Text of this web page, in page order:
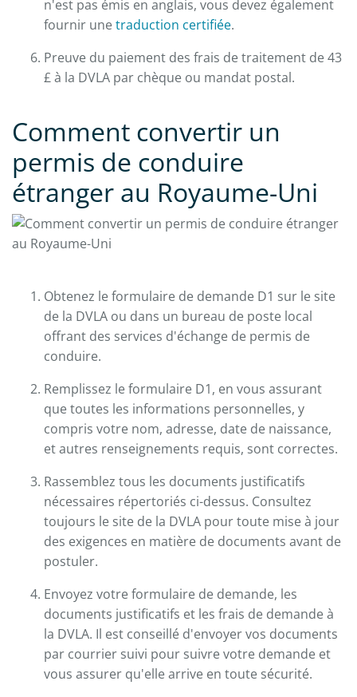
n'est pas émis en anglais, vous devez également
fournir unetraduction certifiée.
Preuve du paiement des frais de traitement de 43
£ à la DVLA par chèque ou mandat postal.
Comment convertir un
permis de conduire
étranger au Royaume-Uni
Obtenez le formulaire de demande D1 sur le site
de la DVLA ou dans un bureau de poste local
offrant des services d'échange de permis de
conduire.
Remplissez le formulaire D1, en vous assurant
que toutes les informations personnelles, y
compris votre nom, adresse, date de naissance,
et autres renseignements requis, sont correctes.
Rassemblez tous les documents justificatifs
nécessaires répertoriés ci-dessus. Consultez
toujours le site de la DVLA pour toute mise à jour
des exigences en matière de documents avant de
postuler.
Envoyez votre formulaire de demande, les
documents justificatifs et les frais de demande à
la DVLA. Il est conseillé d'envoyer vos documents
par courrier suivi pour suivre votre demande et
vous assurer qu'elle arrive en toute sécurité.